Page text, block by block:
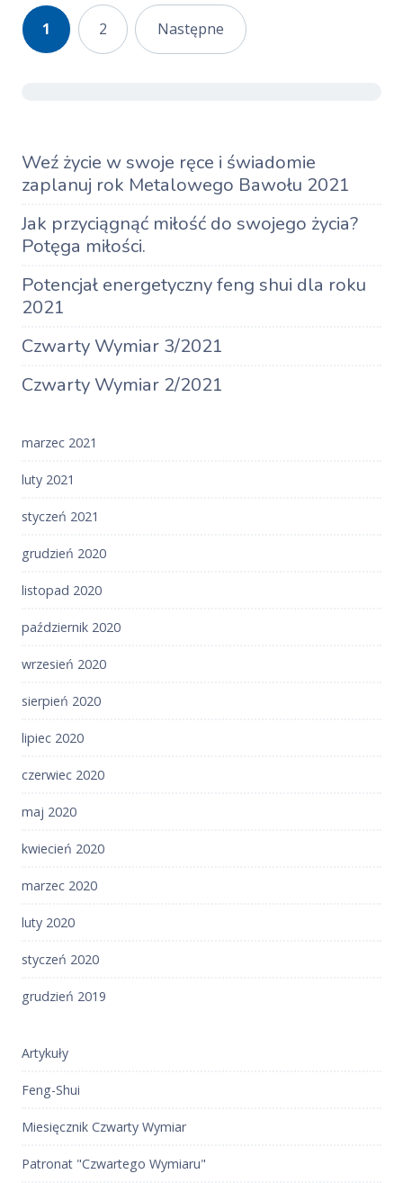
Stronicowanie
wpisów
1 2 Następne
Weź życie w swoje ręce i świadomie
zaplanuj rok Metalowego Bawołu 2021
Jak przyciągnąć miłość do swojego życia?
Potęga miłości.
Potencjał energetyczny feng shui dla roku
2021
Czwarty Wymiar 3/2021
Czwarty Wymiar 2/2021
marzec 2021
luty 2021
styczeń 2021
grudzień 2020
listopad 2020
październik 2020
wrzesień 2020
sierpień 2020
lipiec 2020
czerwiec 2020
maj 2020
kwiecień 2020
marzec 2020
luty 2020
styczeń 2020
grudzień 2019
Artykuły
Feng-Shui
Miesięcznik Czwarty Wymiar
Patronat "Czwartego Wymiaru"